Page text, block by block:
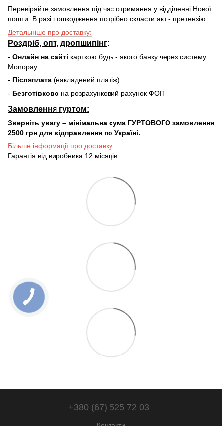
Перевіряйте замовлення під час отримання у відділенні Нової
пошти. В разі пошкодження потрібно скласти акт - претензію.
Детальніше про доставку:
Роздріб, опт, дропшипінг:
- Онлайн на сайті карткою будь - якого банку через систему
Monopay
- Післяплата (накладений платіж)
- Безготівково на розрахунковий рахунок ФОП
Замовлення гуртом:
Зверніть увагу – мінімальна сума ГУРТОВОГО замовлення
2500 грн для відправлення по Україні.
Більше інформації про доставку
Гарантія від виробника 12 місяців.
+380 (67) 525 72 03